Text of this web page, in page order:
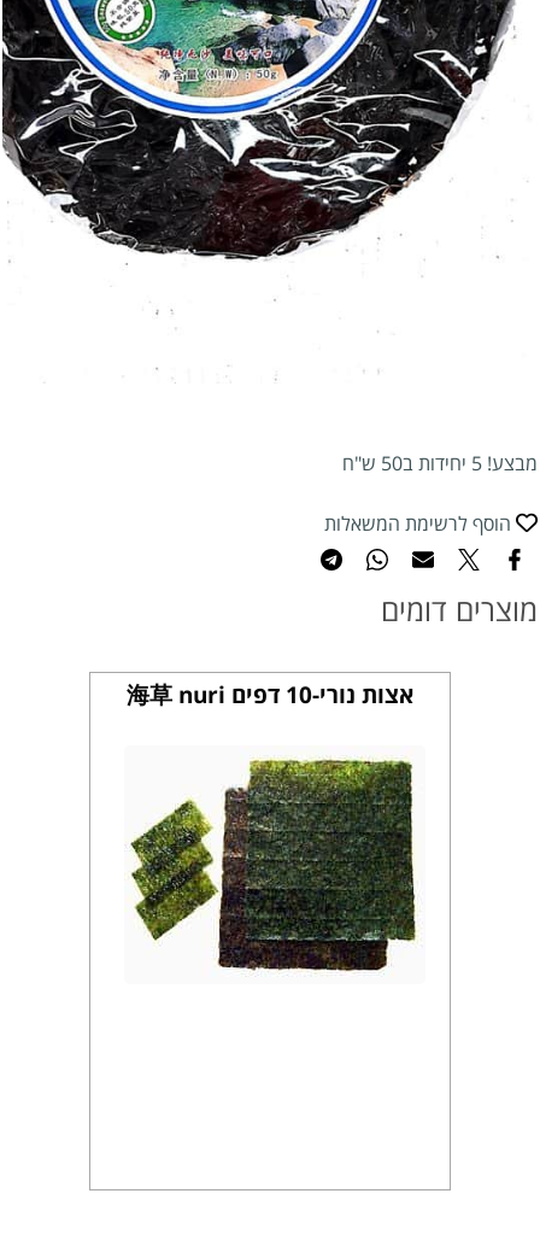
מבצע! 5 יחידות ב50 ש"ח
הוסף לרשימת המשאלות
מוצרים דומים
אצות נורי-10 דפים 海草 nuri